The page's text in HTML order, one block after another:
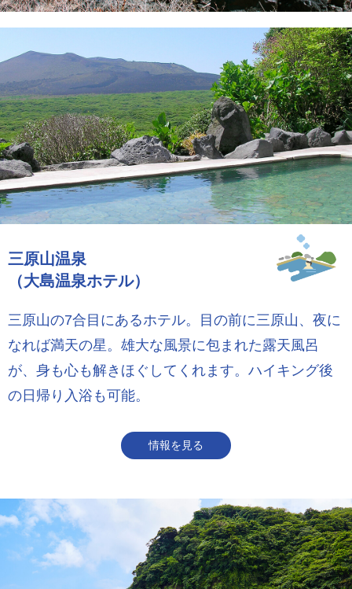
三原山温泉
（大島温泉ホテル）
三原山の7合目にあるホテル。目の前に三原山、夜に
なれば満天の星。雄大な風景に包まれた露天風呂
が、身も心も解きほぐしてくれます。ハイキング後
の日帰り入浴も可能。
情報を見る